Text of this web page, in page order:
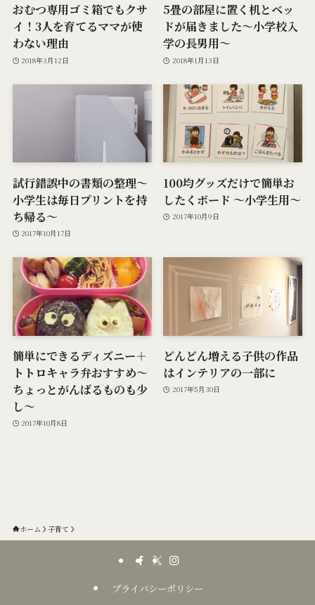
おむつ専用ゴミ箱でもクサ
イ！3人を育てるママが使
わない理由
2018年3月12日
5畳の部屋に置く机とベッ
ドが届きました～小学校入
学の長男用～
2018年1月13日
試行錯誤中の書類の整理〜
小学生は毎日プリントを持
ち帰る〜
2017年10月17日
100均グッズだけで簡単お
したくボード 〜小学生用〜
2017年10月9日
簡単にできるディズニー＋
トトロキャラ弁おすすめ〜
ちょっとがんばるものも少
し〜
2017年10月8日
どんどん増える子供の作品
はインテリアの一部に
2017年5月30日
ホーム 子育て
プライバシーポリシー